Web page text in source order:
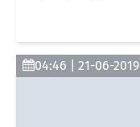
04:46 | 21-06-2019